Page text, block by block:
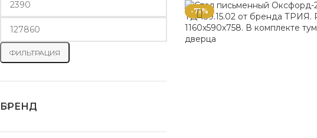
ФИЛЬТРАЦИЯ
БРЕНД
-71%